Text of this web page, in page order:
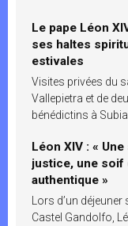
Le pape Léon
ses haltes
estivales
Visites privées du
Vallepietra et de
bénédictins à
Léon XIV : «
justice, une soif
authentique »
Lors d’un déjeuner
Castel Gandolfo,